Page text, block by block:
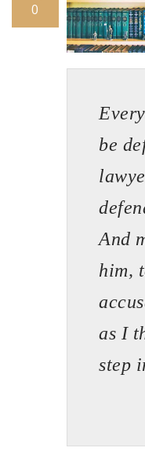
0
be
And
him,
as I
step